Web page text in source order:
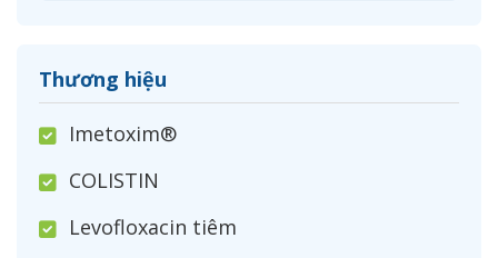
Thương hiệu
Imetoxim®
COLISTIN
Levofloxacin tiêm